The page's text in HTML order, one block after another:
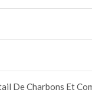
De Charbons Et